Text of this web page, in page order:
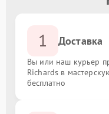
1 Доставка
Вы или наш курьер
Richards в
бесплатно